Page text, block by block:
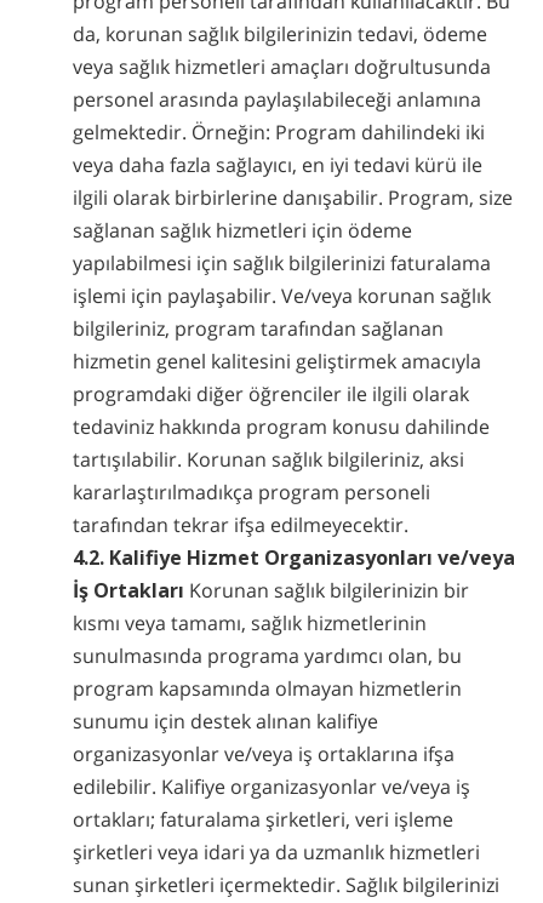
da, korunan sağlık bilgilerinizin tedavi, ödeme
veya sağlık hizmetleri amaçları doğrultusunda
personel arasında paylaşılabileceği anlamına
gelmektedir. Örneğin: Program dahilindeki iki
veya daha fazla sağlayıcı, en iyi tedavi kürü ile
ilgili olarak birbirlerine danışabilir. Program, size
sağlanan sağlık hizmetleri için ödeme
yapılabilmesi için sağlık bilgilerinizi faturalama
işlemi için paylaşabilir. Ve/veya korunan sağlık
bilgileriniz, program tarafından sağlanan
hizmetin genel kalitesini geliştirmek amacıyla
programdaki diğer öğrenciler ile ilgili olarak
tedaviniz hakkında program konusu dahilinde
tartışılabilir. Korunan sağlık bilgileriniz, aksi
kararlaştırılmadıkça program personeli
tarafından tekrar ifşa edilmeyecektir.
4.2. Kalifiye Hizmet Organizasyonları ve/veya
İş Ortakları Korunan sağlık bilgilerinizin bir
kısmı veya tamamı, sağlık hizmetlerinin
sunulmasında programa yardımcı olan, bu
program kapsamında olmayan hizmetlerin
sunumu için destek alınan kalifiye
organizasyonlar ve/veya iş ortaklarına ifşa
edilebilir. Kalifiye organizasyonlar ve/veya iş
ortakları; faturalama şirketleri, veri işleme
şirketleri veya idari ya da uzmanlık hizmetleri
sunan şirketleri içermektedir. Sağlık bilgilerinizi